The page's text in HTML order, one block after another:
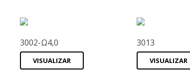
3002-Ω4,0
VISUALIZAR
3013
VISUALIZAR